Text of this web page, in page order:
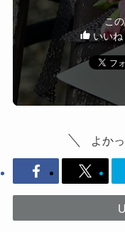
こ
いいね
よか